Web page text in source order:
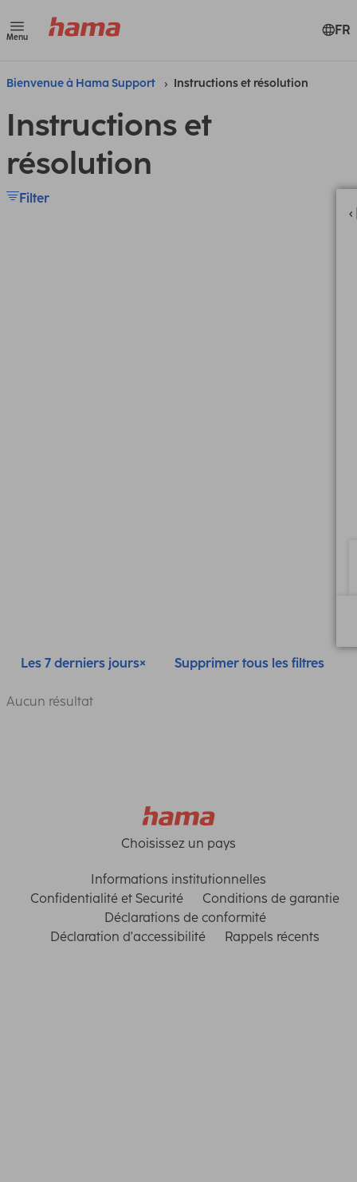
Menu FR
Bienvenue à Hama Support Instructions et résolution
Instructions et
résolution
Filter
Les 7 derniers jours Supprimer tous les filtres
Aucun résultat
Choisissez un pays
Informations institutionnelles
Confidentialité et Securité
Conditions de garantie
Déclarations de conformité
Déclaration d'accessibilité
Rappels récents